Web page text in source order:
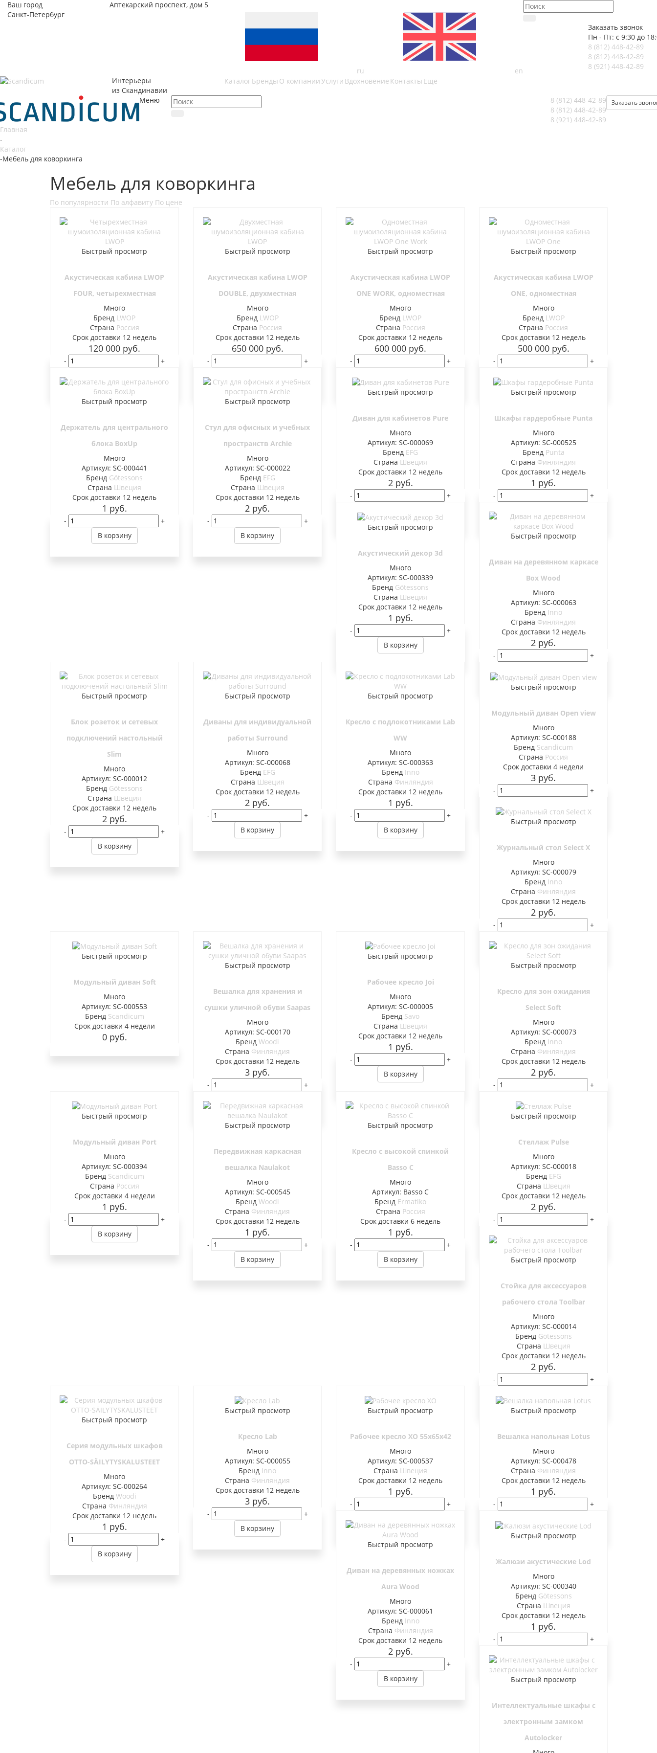
Ваш город
Санкт-Петербург
Аптекарский проспект, дом 5
ru en
Заказать звонок
Пн - Пт: с 9:30 до
8 (812) 448-42-89
8 (812) 448-42-89
8 (921) 448-42-89
Интерьеры
из Скандинавии
КаталогБренды О компанииУслуги Вдохновение Контакты Ещё
Меню Заказать
8 (812) 448-42-89
8 (812) 448-42-89
8 (921) 448-42-89
Главная
-
Каталог
-Мебель для коворкинга
Мебель для коворкинга
По популярности По алфавиту По цене
Быстрый просмотр
Акустическая кабина LWOP
FOUR, четырехместная
Много
Бренд LWOP
Страна Россия
Cрок доставки 12 недель
120 000 руб.
-
+
Быстрый просмотр
Акустическая кабина LWOP
DOUBLE, двухместная
Много
Бренд LWOP
Страна Россия
Cрок доставки 12 недель
650 000руб.
-
+
Быстрый просмотр
Акустическая кабина LWOP
ONE WORK, одноместная
Много
Бренд LWOP
Страна Россия
Cрок доставки 12 недель
600 000 руб.
-
+
Быстрый просмотр
Акустическая кабина LWOP
ONE, одноместная
Много
Бренд LWOP
Страна Россия
Cрок доставки 12 недель
500 000руб.
-
+
Быстрый просмотр
Держатель для центрального
блока BoxUp
Много
Артикул: SC-000441
Бренд Götessons
Страна Швеция
Cрок доставки 12 недель
1 руб.
-
+
В корзину
Быстрый просмотр
Стул для офисных и учебных
пространств Archie
Много
Артикул: SC-000022
Бренд EFG
Страна Швеция
Cрок доставки 12 недель
2 руб.
-
+
В корзину
Быстрый просмотр
Диван для кабинетов Pure
Много
Артикул: SC-000069
Бренд EFG
Страна Швеция
Cрок доставки 12 недель
2руб.
-
+
Быстрый просмотр
Шкафы гардеробные Punta
Много
Артикул: SC-000525
Бренд Punta
Страна Финляндия
Cрок доставки 12 недель
1 руб.
-
+
Быстрый просмотр
Акустический декор 3d
Много
Артикул: SC-000339
Бренд Götessons
Страна Швеция
Cрок доставки 12 недель
1 руб.
-
+
В корзину
Быстрый просмотр
Диван на деревянном каркасе
Box Wood
Много
Артикул: SC-000063
Бренд Inno
Страна Финляндия
Cрок доставки 12 недель
2 руб.
-
+
Быстрый просмотр
Блок розеток и сетевых
подключений настольный
Slim
Много
Артикул: SC-000012
Бренд Götessons
Страна Швеция
Cрок доставки 12 недель
2руб.
-
+
В корзину
Быстрый просмотр
Диваны для индивидуальной
работы Surround
Много
Артикул: SC-000068
Бренд EFG
Страна Швеция
Cрок доставки 12 недель
2 руб.
-
+
В корзину
Быстрый просмотр
Кресло с подлокотниками Lab
WW
Много
Артикул: SC-000363
Бренд Inno
Страна Финляндия
Cрок доставки 12 недель
1 руб.
-
+
В корзину
Быстрый просмотр
Модульный диван Open view
Много
Артикул: SC-000188
Бренд Scandicum
Страна Россия
Cрок доставки4 недели
3 руб.
-
+
Быстрый просмотр
Журнальный стол Select X
Много
Артикул: SC-000079
Бренд Inno
Страна Финляндия
Cрок доставки 12 недель
2 руб.
-
+
Быстрый просмотр
Модульный диван Soft
Много
Артикул: SC-000553
Бренд Scandicum
Cрок доставки 4 недели
0 руб.
Быстрый просмотр
Вешалка для хранения и
сушки уличной обуви Saapas
Много
Артикул: SC-000170
БрендWoodi
Страна Финляндия
Cрок доставки 12 недель
3 руб.
-
+
Быстрый просмотр
Рабочее кресло Joi
Много
Артикул: SC-000005
Бренд Savo
Страна Швеция
Cрок доставки 12 недель
1 руб.
-
+
В корзину
Быстрый просмотр
Кресло для зон ожидания
Select Soft
Много
Артикул: SC-000073
Бренд Inno
Страна Финляндия
Cрок доставки 12 недель
2 руб.
-
+
Быстрый просмотр
Модульный диван Port
Много
Артикул: SC-000394
Бренд Scandicum
Страна Россия
Cрок доставки 4 недели
1 руб.
-
+
В корзину
Быстрый просмотр
Передвижная каркасная
вешалка Naulakot
Много
Артикул: SC-000545
БрендWoodi
Страна Финляндия
Cрок доставки 12 недель
1 руб.
-
+
В корзину
Быстрый просмотр
Кресло с высокой спинкой
Basso C
Много
Артикул: Basso C
Бренд Ermatiko
Страна Россия
Cрок доставки6 недель
1 руб.
-
+
В корзину
Быстрый просмотр
Стеллаж Pulse
Много
Артикул: SC-000018
Бренд EFG
Страна Швеция
Cрок доставки 12 недель
2 руб.
-
+
Быстрый просмотр
Стойка для аксессуаров
рабочего стола Toolbar
Много
Артикул: SC-000014
Бренд Götessons
Страна Швеция
Cрок доставки 12 недель
2 руб.
-
+
Быстрый просмотр
Серия модульных шкафов
OTTO-SÄILYTYSKALUSTEET
Много
Артикул: SC-000264
Бренд Woodi
Страна Финляндия
Cрок доставки 12 недель
1 руб.
-
+
В корзину
Быстрый просмотр
Кресло Lab
Много
Артикул: SC-000055
Бренд Inno
Страна Финляндия
Cрок доставки 12 недель
3 руб.
-
+
В корзину
Быстрый просмотр
Рабочее кресло XO 55x65x42
Много
Артикул: SC-000537
Страна Швеция
Cрок доставки 12 недель
1 руб.
-
+
Быстрый просмотр
Вешалка напольная Lotus
Много
Артикул: SC-000478
Страна Финляндия
Cрок доставки 12 недель
1 руб.
-
+
Быстрый просмотр
Диван на деревянных ножках
Aura Wood
Много
Артикул: SC-000061
Бренд Inno
Страна Финляндия
Cрок доставки 12 недель
2руб.
-
+
В корзину
Быстрый просмотр
Жалюзи акустические Lod
Много
Артикул: SC-000340
Бренд Götessons
Страна Швеция
Cрок доставки 12 недель
1 руб.
-
+
Быстрый просмотр
Интеллектуальные шкафы с
электронным замком
Autolocker